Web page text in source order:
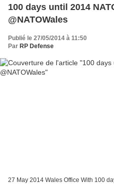
100 days until 2014
@NATOWales
Publié le 27/05/2014 à 11:50
Par RP Defense
27 May 2014 Wales Office With 100